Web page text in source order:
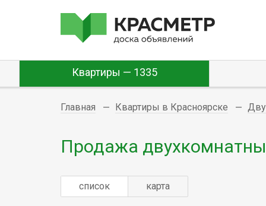
Квартиры — 1335
Главная Квартиры в Красноярске
Продажа
список карта